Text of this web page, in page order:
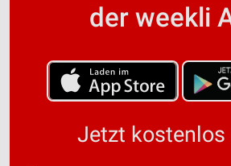
der weekli
Jetzt kostenlos